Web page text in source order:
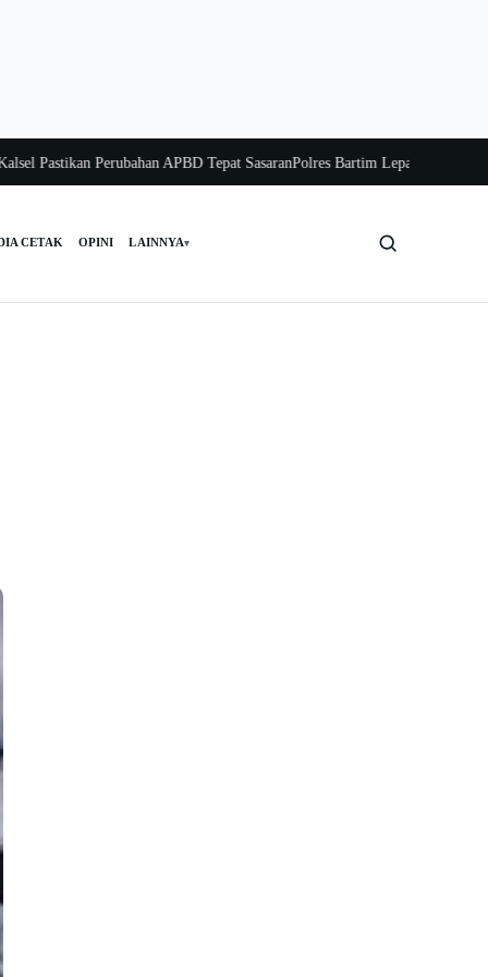
Perubahan APBD Tepat SasaranPolres Bartim Lepas Bakti Sosial
CETAK OPINI LAINNYA▾